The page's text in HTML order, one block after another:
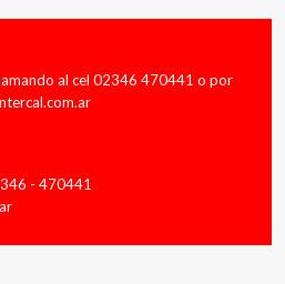
al cel 02346 470441 o por
- 470441